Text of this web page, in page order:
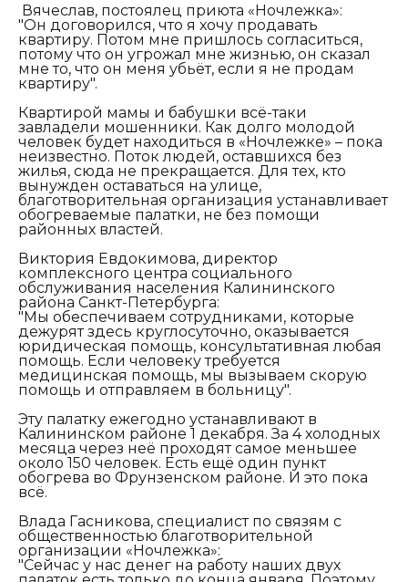
Вячеслав, постоялец приюта «Ночлежка»:
"Он договорился, что я хочу продавать
квартиру. Потом мне пришлось согласиться,
потому что он угрожал мне жизнью, он сказал
мне то, что он меня убьёт, если я не продам
квартиру".
Квартирой мамы и бабушки всё-таки
завладели мошенники. Как долго молодой
человек будет находиться в «Ночлежке» – пока
неизвестно. Поток людей, оставшихся без
жилья, сюда не прекращается. Для тех, кто
вынужден оставаться на улице,
благотворительная организация устанавливает
обогреваемые палатки, не без помощи
районных властей.
Виктория Евдокимова, директор
комплексного центра социального
обслуживания населения Калининского
района Санкт-Петербурга:
"Мы обеспечиваем сотрудниками, которые
дежурят здесь круглосуточно, оказывается
юридическая помощь, консультативная любая
помощь. Если человеку требуется
медицинская помощь, мы вызываем скорую
помощь и отправляем в больницу".
Эту палатку ежегодно устанавливают в
Калининском районе 1 декабря. За 4 холодных
месяца через неё проходят самое меньшее
около 150 человек. Есть ещё один пункт
обогрева во Фрунзенском районе. И это пока
всё.
Влада Гасникова, специалист по связям с
общественностью благотворительной
организации «Ночлежка»:
"Сейчас у нас денег на работу наших двух